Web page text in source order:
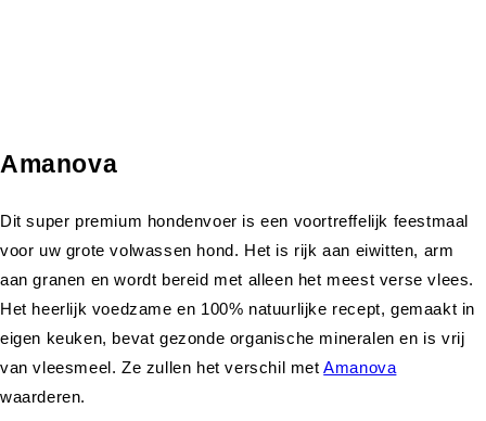
Amanova
Dit super premium hondenvoer is een voortreffelijk feestmaal
voor uw grote volwassen hond. Het is rijk aan eiwitten, arm
aan granen en wordt bereid met alleen het meest verse vlees.
Het heerlijk voedzame en 100% natuurlijke recept, gemaakt in
eigen keuken, bevat gezonde organische mineralen en is vrij
van vleesmeel. Ze zullen het verschil metAmanova
waarderen.